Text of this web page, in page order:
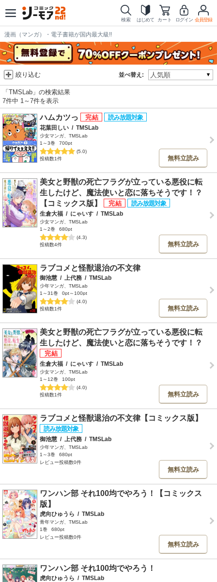
検索 はじめて カート ログイン 会員登録
漫画（マンガ）・電子書籍が国内最大級!!
並べ替え:
絞り込む
「TMSLab」の検索結果
7件中 1～7件を表示
ハムカツっ
花葉田しい / TMSLab
少女マンガ、TMSLab
1～3巻
700pt
(5.0)
投稿数1件
無料立読み
美女と野獣の死亡フラグが立っている悪役に転
生したけど、魔法使いと恋に落ちそうです！？
【コミックス版】
生倉大福 / にゃいす / TMSLab
少女マンガ、TMSLab
1～2巻
680pt
(4.3)
投稿数4件
無料立読み
ラブコメと怪獣退治の不文律
御池慧 / 上代務 / TMSLab
少年マンガ、TMSLab
1～31巻
0pt～100pt
(4.0)
投稿数1件
無料立読み
美女と野獣の死亡フラグが立っている悪役に転
生したけど、魔法使いと恋に落ちそうです！？
生倉大福 / にゃいす / TMSLab
少女マンガ、TMSLab
1～12巻
100pt
(4.0)
投稿数1件
無料立読み
ラブコメと怪獣退治の不文律【コミックス版】
御池慧 / 上代務 / TMSLab
少年マンガ、TMSLab
1～3巻
680pt
レビュー投稿数0件
無料立読み
ワンハン部 それ100均でやろう！【コミックス
版】
虎向ひゅうら / TMSLab
青年マンガ、TMSLab
1巻
680pt
レビュー投稿数0件
無料立読み
ワンハン部 それ100均でやろう！
虎向ひゅうら / TMSLab